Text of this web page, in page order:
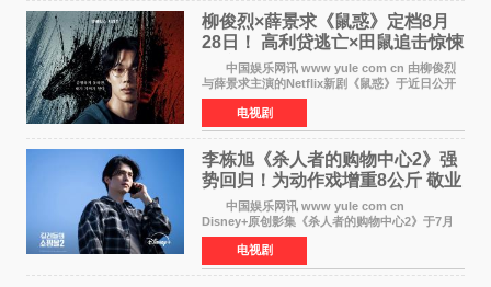
柳俊烈×薛景求《鼠惑》定档8月
28日！ 高利贷逃亡×田鼠追击惊悚
来袭
中国娱乐网讯 www yule com cn 由柳俊烈
与薛景求主演的Netflix新剧《鼠惑》于近日公开
主海报，正式定档8月28日上线。 海报中，柳
俊烈与薛景求背对背站立，各自朝向相反方向，
幽暗的色调与
电视剧
李栋旭《杀人者的购物中心2》强
势回归！为动作戏增重8公斤 敬业
获赞
中国娱乐网讯 www yule com cn
Disney+原创影集《杀人者的购物中心2》于7月
22日正式上线，由男神李栋旭主演的郑进湾以2 0
完全体强势回归。该剧第一季曾被《纽约时报》
评选为全球最佳影集之一
电视剧